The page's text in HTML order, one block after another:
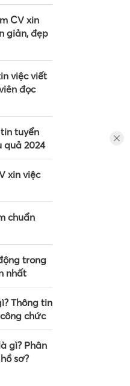
CV xin
giản, đẹp
việc viết
đọc
tuyển
quả 2024
xin việc
chuẩn
trong
nhất
Thông tin
chức
gì? Phân
sơ?